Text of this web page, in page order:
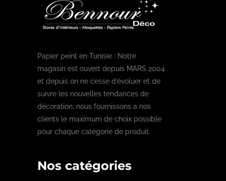
Papier peint en Tunisie : Notre
magasin est ouvert depuis MARS 2004
et depuis on ne cesse d’évoluer et de
suivre les nouvelles tendances de
décoration, nous fournissons a nos
clients le maximum de choix possible
pour chaque catégorie de produit.
Nos catégories